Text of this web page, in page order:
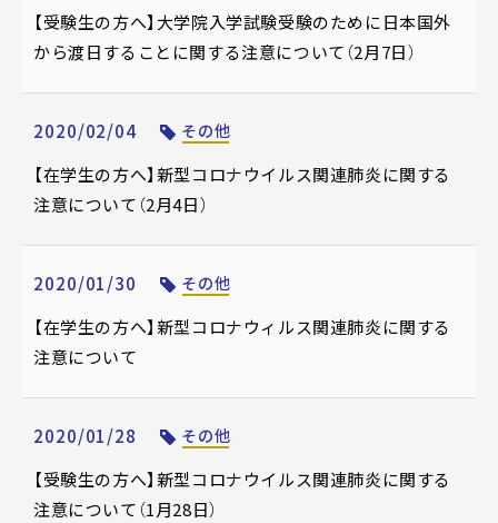
【受験生の方へ】大学院入学試験受験のために日本国外
から渡日することに関する注意について（2月7日）
2020/02/04 その他
【在学生の方へ】新型コロナウイルス関連肺炎に関する
注意について（2月4日）
2020/01/30 その他
【在学生の方へ】新型コロナウィルス関連肺炎に関する
注意について
2020/01/28 その他
【受験生の方へ】新型コロナウイルス関連肺炎に関する
注意について（1月28日）